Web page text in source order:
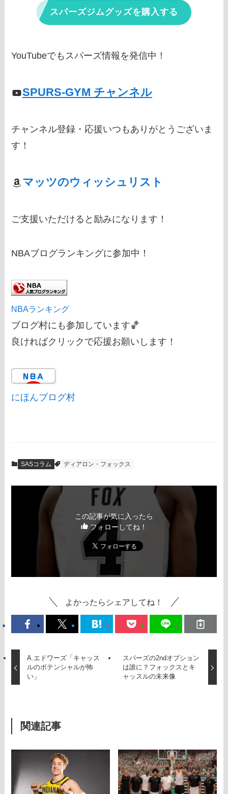
スパーズジムグッズを購入する
YouTubeでもスパーズ情報を発信中！
SPURS-GYM チャンネル
チャンネル登録・応援いつもありがとうございま
す！
マッツのウィッシュリスト
ご支援いただけると励みになります！
NBAブログランキングに参加中！
NBAランキング
ブログ村にも参加しています🏀
良ければクリックで応援お願いします！
にほんブログ村
SASコラム ディアロン・フォックス
この記事が気に入ったら
フォローしてね！
よかったらシェアしてね！
A.エドワーズ「キャッス
ルのポテンシャルが怖
い」
スパーズの2ndオプション
は誰に？フォックスとキ
ャッスルの未来像
関連記事